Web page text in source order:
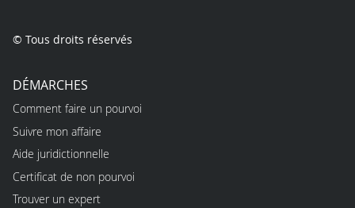
© Tous droits réservés
DÉMARCHES
Comment faire un pourvoi
Suivre mon affaire
Aide juridictionnelle
Certificat de non pourvoi
Trouver un expert